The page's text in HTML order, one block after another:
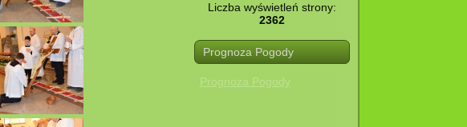
Liczba wyświetleń strony:
2362
Prognoza Pogody
Prognoza Pogody